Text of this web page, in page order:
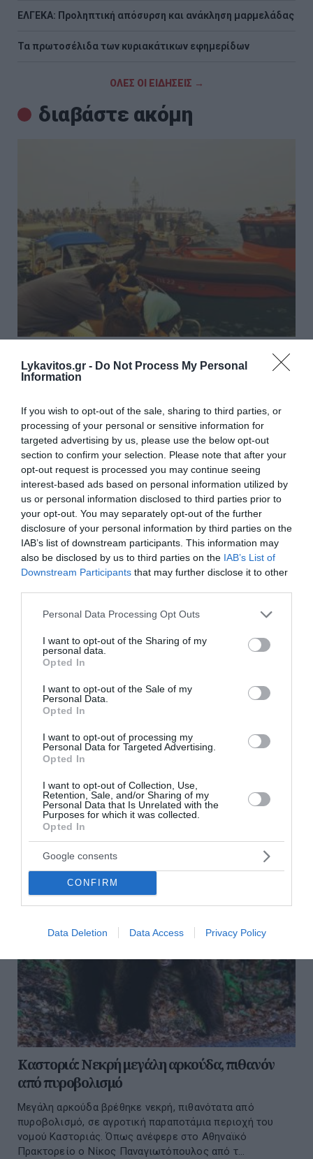
Lykavitos.gr - Do Not Process My Personal
Information
If you wish to opt-out of the sale, sharing to third parties, or
processing of your personal or sensitive information for
targeted advertising by us, please use the below opt-out
section to confirm your selection. Please note that after your
opt-out request is processed you may continue seeing
interest-based ads based on personal information utilized by
us or personal information disclosed to third parties prior to
your opt-out. You may separately opt-out of the further
disclosure of your personal information by third parties on the
IAB’s list of downstream participants. This information may
also be disclosed by us to third parties on the IAB’s List of
Downstream Participants that may further disclose it to other
Please note that this website/app uses one or more Google
not limited to your visit or usage behaviour. You may click to
grant or deny consent to Google and its third-party tags to
use your data for below specified purposes in below Google
consent section.
Personal Data Processing Opt Outs
I want to opt-out of the Sharing of my
personal data.
Opted In
I want to opt-out of the Sale of my
Personal Data.
Opted In
I want to opt-out of processing my
Personal Data for Targeted Advertising.
Opted In
I want to opt-out of Collection, Use,
Retention, Sale, and/or Sharing of my
Personal Data that Is Unrelated with the
Purposes for which it was collected.
Opted In
Google consents
CONFIRM
Data Deletion Data Access Privacy Policy
ΕΛΓΕΚΑ: Προληπτική απόσυρση και ανάκληση μαρμελάδας
Τα πρωτοσέλιδα των κυριακάτικων εφημερίδων
ΟΛΕΣ ΟΙ ΕΙΔΗΣΕΙΣ →
διαβάστε ακόμη
μεγάλη επιχείρηση διάσωσης δια θαλάσσης
διάσωσης και ασφαλούς απομάκρυνσης πολιτών από
περιοχές που απειλούνταν άμεσα από τις φλόγες» κάνει
λόγο το υπουργείο Κλιματική...
08 Αυγούστου 2026
Χωρίς τις αισθήσεις του ανασύρθηκε
Χωρίς τις αισθήσεις του ανασύρθηκε το μεσημέρι του
Σαββάτου ένας 43χρονος αλλοδαπός από θαλάσσια
περιοχή της Μετώπης στον Σαρωνικό. Στην περιοχή
πραγματοποιούσε δρομολόγιο ένα ε...
08 Αυγούστου 2026
Καστοριά: Νεκρή μεγάλη αρκούδα, πιθανόν
από πυροβολισμό
Μεγάλη αρκούδα βρέθηκε νεκρή, πιθανότατα από
πυροβολισμό, σε αγροτική παραποτάμια περιοχή του
νομού Καστοριάς. Όπως ανέφερε στο Αθηναϊκό
Πρακτορείο ο Νίκος Παναγιωτόπουλος από τ...